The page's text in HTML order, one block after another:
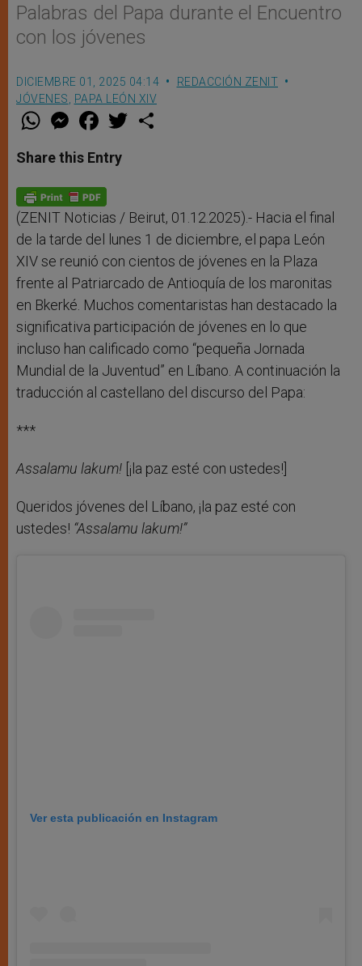
Palabras del Papa durante el Encuentro
con los jóvenes
DICIEMBRE 01, 2025 04:14
REDACCIÓN ZENIT
JÓVENES
PAPA LEÓN XIV
W
t
s
p
p
M
e
s
e
g
e
r
F
a
e
b
o
k
w
Share this Entry
(ZENIT Noticias / Beirut, 01.12.2025).- Hacia el final
de la tarde del lunes 1 de diciembre, el papa León
XIV se reunió con cientos de jóvenes en la Plaza
frente al Patriarcado de Antioquía de los maronitas
en Bkerké. Muchos comentaristas han destacado la
significativa participación de jóvenes en lo que
incluso han calificado como “pequeña Jornada
Mundial de la Juventud” en Líbano. A continuación la
traducción al castellano del discurso del Papa:
***
Assalamu lakum! [¡la paz esté con ustedes!]
Queridos jóvenes del Líbano, ¡la paz esté con
ustedes! “Assalamu lakum!”
Ver esta publicación en Instagram